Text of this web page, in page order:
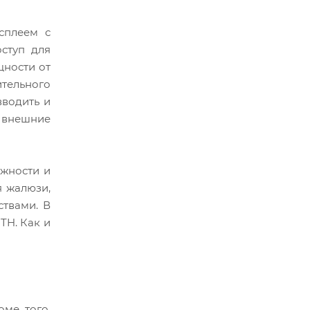
с
для
от
и
внешние
и
жалюзи,
В
Как и